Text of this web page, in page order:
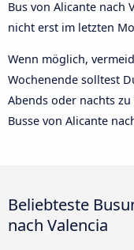
Bus von Alicante nach
nicht erst im letzten
Wenn möglich,
Wochenende solltest
Abends oder nachts
Busse von Alicante
Beliebteste
nach Valencia